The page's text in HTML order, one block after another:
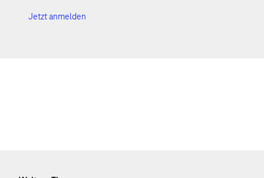
Jetzt anmelden